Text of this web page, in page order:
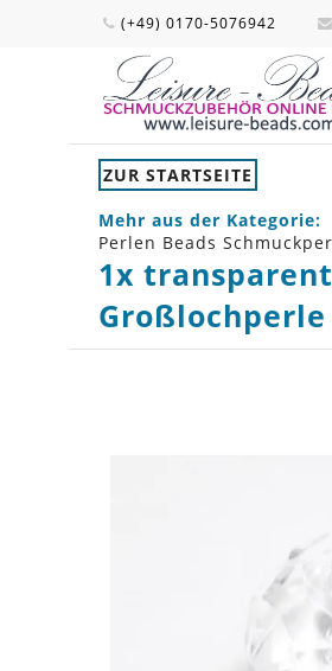
(+49) 0170-5076942
ZUR STARTSEITE
Mehr aus der Kategorie:
Perlen Beads
1x